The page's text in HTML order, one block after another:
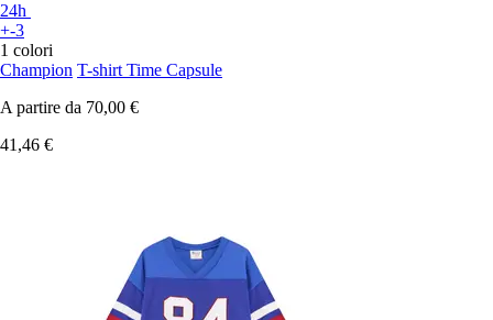
24h
+-3
1 colori
Champion T-shirt Time Capsule
A partire da 70,00 €
41,46 €